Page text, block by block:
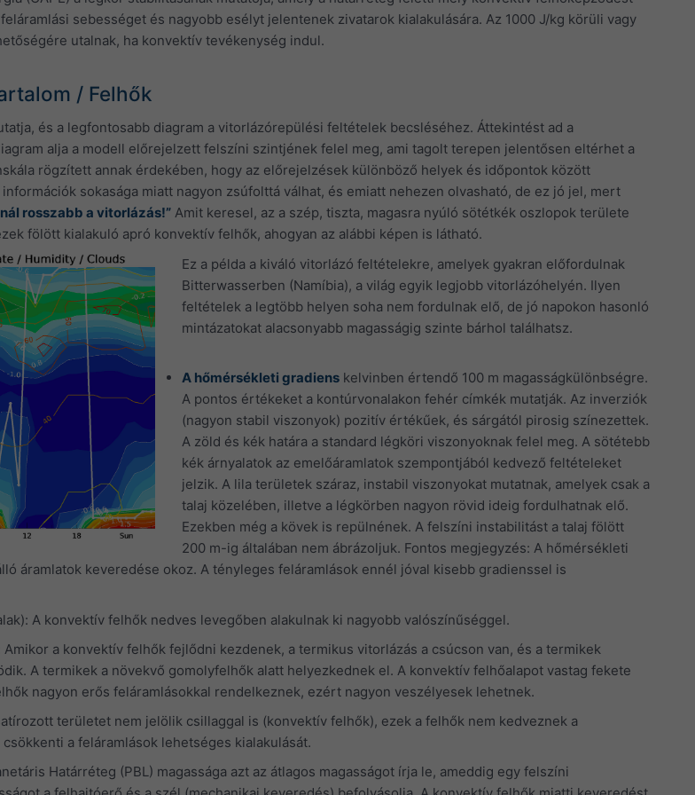
sebességet és nagyobb esélyt jelentenek zivatarok kialakulására. Az 1000 J/kg körüli vagy
utalnak, ha konvektív tevékenység indul.
/ Felhők
és a legfontosabb diagram a vitorlázórepülési feltételek becsléséhez. Áttekintést ad a
alja a modell előrejelzett felszíni szintjének felel meg, ami tagolt terepen jelentősen eltérhet a
rögzített annak érdekében, hogy az előrejelzések különböző helyek és időpontok között
sokasága miatt nagyon zsúfolttá válhat, és emiatt nehezen olvasható, de ez jó jel, mert
rosszabb a vitorlázás!” Amit keresel, az a szép, tiszta, magasra nyúló sötétkék oszlopok területe
fölött kialakuló apró konvektív felhők, ahogyan az alábbi képen is látható.
Ez a példa a kiváló vitorlázó feltételekre, amelyek gyakran előfordulnak
Bitterwasserben (Namíbia), a világ egyik legjobb vitorlázóhelyén. Ilyen
feltételek a legtöbb helyen soha nem fordulnak elő, de jó napokon hasonló
mintázatokat alacsonyabb magasságig szinte bárhol találhatsz.
A hőmérsékleti gradiens kelvinben értendő 100 m magasságkülönbségre.
A pontos értékeket a kontúrvonalakon fehér címkék mutatják. Az inverziók
(nagyon stabil viszonyok) pozitív értékűek, és sárgától pirosig színezettek.
A zöld és kék határa a standard légköri viszonyoknak felel meg. A sötétebb
kék árnyalatok az emelőáramlatok szempontjából kedvező feltételeket
jelzik. A lila területek száraz, instabil viszonyokat mutatnak, amelyek csak a
talaj közelében, illetve a légkörben nagyon rövid ideig fordulhatnak elő.
Ezekben még a kövek is repülnének. A felszíni instabilitást a talaj fölött
200 m-ig általában nem ábrázoljuk. Fontos megjegyzés: A hőmérsékleti
áramlatok keveredése okoz. A tényleges feláramlások ennél jóval kisebb gradienssel is
A konvektív felhők nedves levegőben alakulnak ki nagyobb valószínűséggel.
a konvektív felhők fejlődni kezdenek, a termikus vitorlázás a csúcson van, és a termikek
A termikek a növekvő gomolyfelhők alatt helyezkednek el. A konvektív felhőalapot vastag fekete
nagyon erős feláramlásokkal rendelkeznek, ezért nagyon veszélyesek lehetnek.
területet nem jelölik csillaggal is (konvektív felhők), ezek a felhők nem kedveznek a
a feláramlások lehetséges kialakulását.
Határréteg (PBL) magassága azt az átlagos magasságot írja le, ameddig egy felszíni